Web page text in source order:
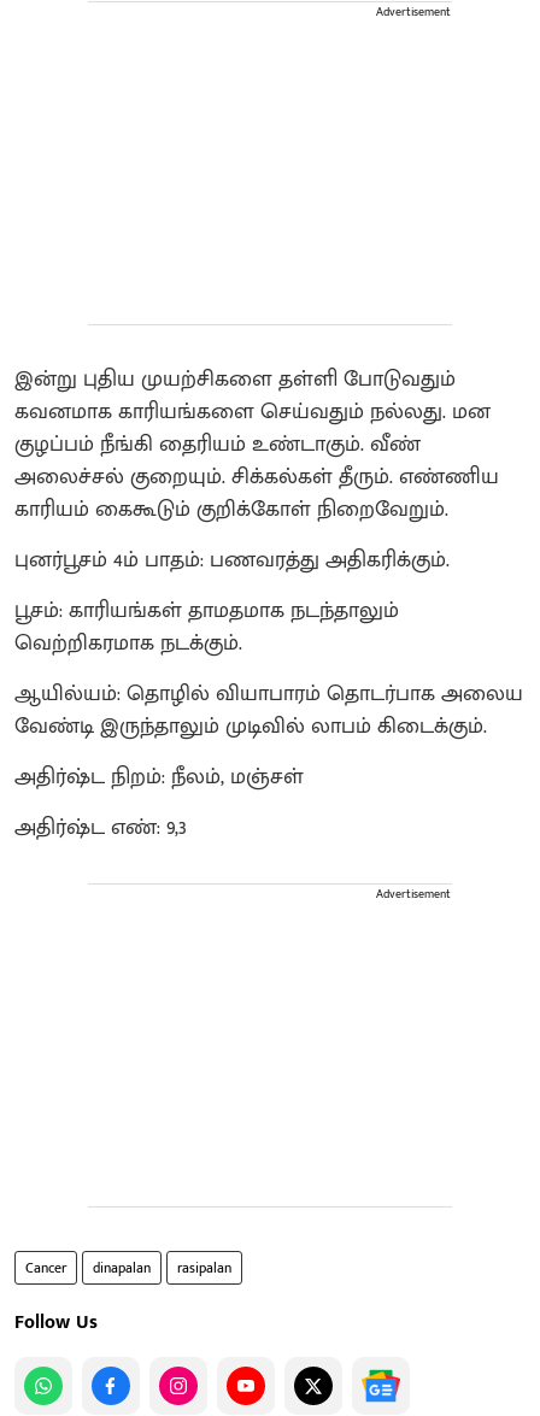
Advertisement
இன்று புதிய முயற்சிகளை தள்ளி போடுவதும்
கவனமாக காரியங்களை செய்வதும் நல்லது. மன
குழப்பம் நீங்கி தைரியம் உண்டாகும். வீண்
அலைச்சல் குறையும். சிக்கல்கள் தீரும். எண்ணிய
காரியம் கைகூடும் குறிக்கோள் நிறைவேறும்.
புனர்பூசம் 4ம் பாதம்: பணவரத்து அதிகரிக்கும்.
பூசம்: காரியங்கள் தாமதமாக நடந்தாலும்
வெற்றிகரமாக நடக்கும்.
ஆயில்யம்: தொழில் வியாபாரம் தொடர்பாக அலைய
வேண்டி இருந்தாலும் முடிவில் லாபம் கிடைக்கும்.
அதிர்ஷ்ட நிறம்: நீலம், மஞ்சள்
அதிர்ஷ்ட எண்: 9,3
Advertisement
Cancer dinapalan rasipalan
Follow Us